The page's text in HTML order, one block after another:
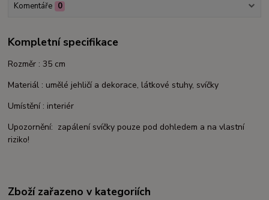
Komentáře 0
Kompletní specifikace
Rozměr : 35 cm
Materiál : umělé jehličí a dekorace, látkové stuhy, svíčky
Umístění : interiér
Upozornění: zapálení svíčky pouze pod dohledem a na vlastní
riziko!
Zboží zařazeno v kategoriích